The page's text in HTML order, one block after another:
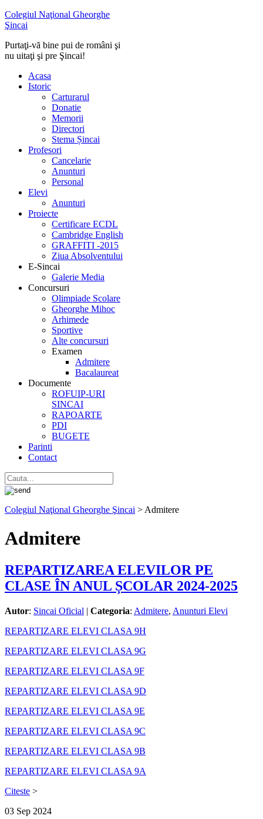
Colegiul Naţional Gheorghe
Şincai
Purtaţi-vă bine pui de români şi
nu uitaţi şi pre Şincai!
Acasa
Istoric
Carturarul
Donatie
Memorii
Directori
Stema Șincai
Profesori
Cancelarie
Anunturi
Personal
Elevi
Anunturi
Proiecte
Certificare ECDL
Cambridge English
GRAFFITI -2015
Ziua Absolventului
E-Sincai
Galerie Media
Concursuri
Olimpiade Scolare
Gheorghe Mihoc
Arhimede
Sportive
Alte concursuri
Examen
Admitere
Bacalaureat
Documente
ROFUIP-URI
SINCAI
RAPOARTE
PDI
BUGETE
Parinti
Contact
Colegiul Naţional Gheorghe Şincai > Admitere
Admitere
REPARTIZAREA ELEVILOR PE
CLASE ÎN ANUL ȘCOLAR 2024-2025
Autor: Sincai Oficial | Categoria: Admitere, Anunturi Elevi
REPARTIZARE ELEVI CLASA 9H
REPARTIZARE ELEVI CLASA 9G
REPARTIZARE ELEVI CLASA 9F
REPARTIZARE ELEVI CLASA 9D
REPARTIZARE ELEVI CLASA 9E
REPARTIZARE ELEVI CLASA 9C
REPARTIZARE ELEVI CLASA 9B
REPARTIZARE ELEVI CLASA 9A
Citeste >
03 Sep 2024